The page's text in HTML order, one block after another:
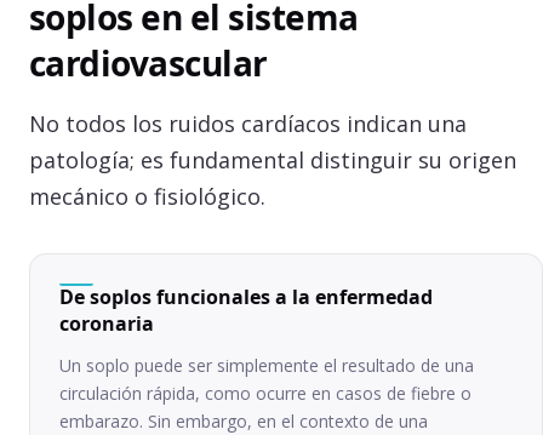
soplos en el sistema
cardiovascular
No todos los ruidos cardíacos indican una
patología; es fundamental distinguir su origen
mecánico o fisiológico.
De soplos funcionales a la enfermedad
coronaria
Un soplo puede ser simplemente el resultado de una
circulación rápida, como ocurre en casos de fiebre o
embarazo. Sin embargo, en el contexto de una